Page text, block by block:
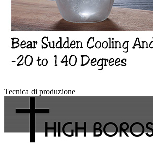
Tecnica di produzione